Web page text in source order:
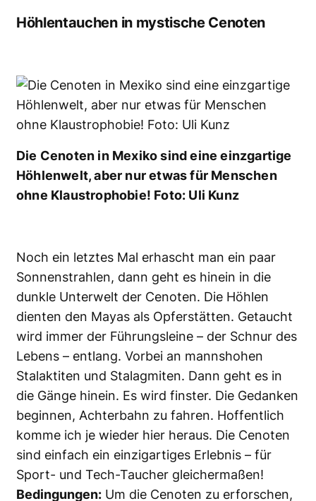
Stalaktiten und Stalagmiten. Dann geht es in
die Gänge hinein. Es wird finster. Die Gedanken
komme ich je wieder hier heraus. Die Cenoten
sind einfach ein einzigartiges Erlebnis – für
Sport- und Tech-Taucher gleichermaßen!
Bedingungen:Um die Cenoten zu erforschen,
braucht man einen Höhlentauchschein, sonst
sind Schnuppertauchgänge möglich.Infos:
www.action-sport.de, www.divemex.de
www.prodiveinternational.com
www.rcf-
tauchreisen.de
www.yukatandivetrek.com
www.tauchen-weltweit.de
, www.diving.de
www.taucher-reisen.de
Käfigtauchen mit Weißen Haien